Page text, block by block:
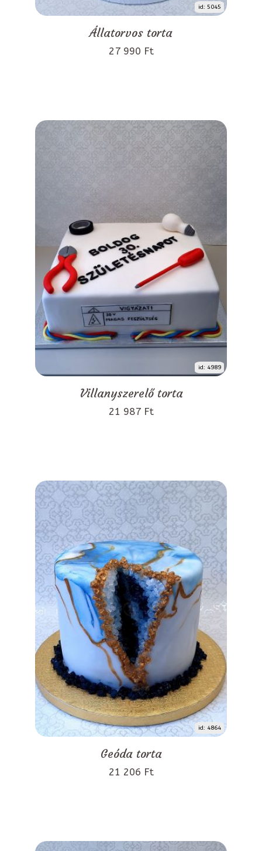
id: 5045
Állatorvos torta
27 990 Ft
id: 4989
Villanyszerelő torta
21 987 Ft
id: 4864
Geóda torta
21 206 Ft